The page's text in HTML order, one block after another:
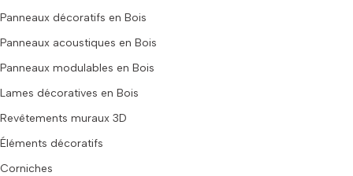
Panneaux décoratifs en Bois
Panneaux acoustiques en Bois
Panneaux modulables en Bois
Lames décoratives en Bois
Revêtements muraux 3D
Éléments décoratifs
Corniches